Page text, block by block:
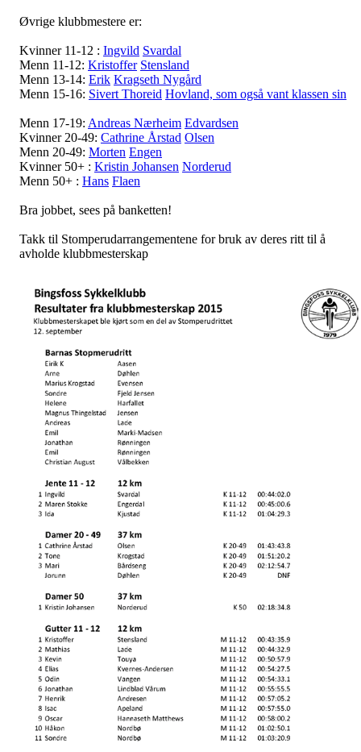
Øvrige klubbmestere er:
Kvinner 11-12 : Ingvild Svardal
Menn 11-12: Kristoffer Stensland
Menn 13-14: Erik Kragseth Nygård
Menn 15-16: Sivert Thoreid Hovland, som også vant klassen sin
Menn 17-19: Andreas Nærheim Edvardsen
Kvinner 20-49: Cathrine Årstad Olsen
Menn 20-49: Morten Engen
Kvinner 50+ : Kristin Johansen Norderud
Menn 50+ : Hans Flaen
Bra jobbet, sees på banketten!
Takk til Stomperudarrangementene for bruk av deres ritt til å
avholde klubbmesterskap